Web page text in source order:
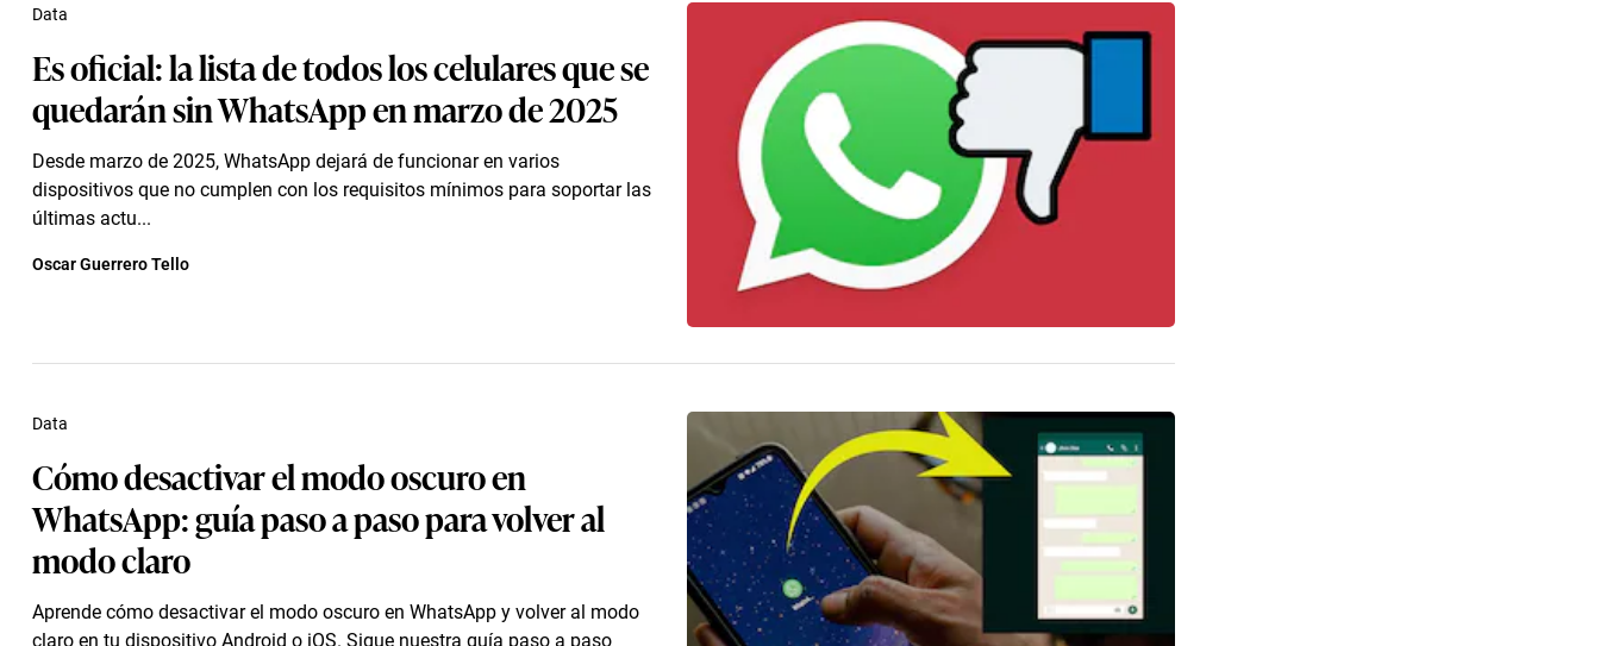
Es oficial: la lista de todos los celulares que se
quedarán sin WhatsApp en marzo de 2025
Desde marzo de 2025, WhatsApp dejará de funcionar en varios
dispositivos que no cumplen con los requisitos mínimos para soportar las
últimas actu...
Data
Oscar Guerrero Tello
Cómo desactivar el modo oscuro en
WhatsApp: guía paso a paso para volver al
modo claro
Aprende cómo desactivar el modo oscuro en WhatsApp y volver al modo
claro en tu dispositivo Android o iOS. Sigue nuestra guía paso a paso
Data